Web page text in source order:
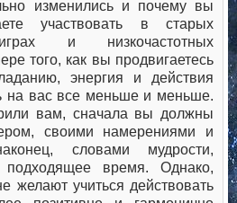
изменились и почему вы
участвовать в старых
и низкочастотных
того, как вы продвигаетесь
энергия и действия
на вас все меньше и меньше.
вам, сначала вы должны
своими намерениями и
словами мудрости,
время. Однако,
желают учиться действовать